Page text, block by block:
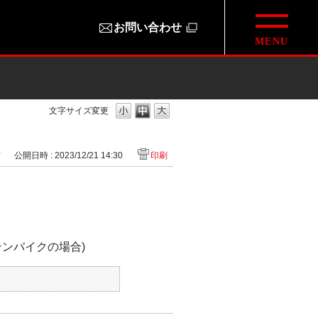
お問い合わせ
文字サイズ変更
公開日時 : 2023/12/21 14:30 印刷
バイクの場合)